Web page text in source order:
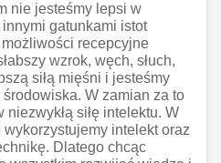
nie jesteśmy lepsi w
gatunkami istot
recepcyjne
wzrok, węch, słuch,
siłą mięśni i jesteśmy
W zamian za to
niezwykłą siłę intelektu. W
intelekt oraz
Dlatego chcąc